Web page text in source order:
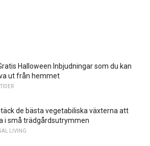
Halloween Inbjudningar som du kan
ut från hemmet
de bästa vegetabiliska växterna att
i små trädgårdsutrymmen
LIVING